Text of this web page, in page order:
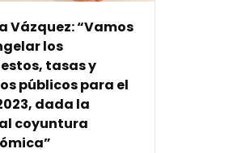
Vázquez: “Vamos
los
tasas y
públicos para el
dada la
coyuntura